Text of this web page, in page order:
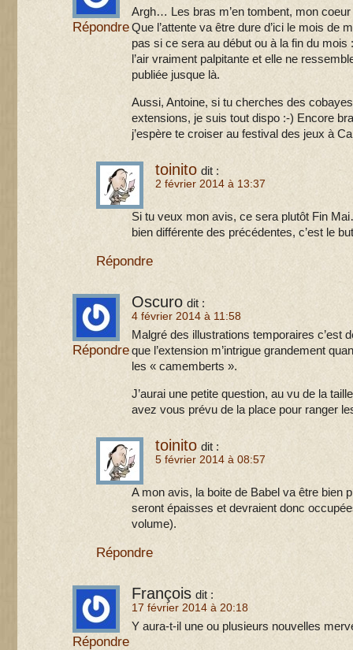
Argh… Les bras m’en tombent, mon
Que l’attente va être dure d’ici le mois de
pas si ce sera au début ou à la fin du
l’air vraiment palpitante et elle ne
publiée jusque là.
Aussi, Antoine, si tu cherches des
extensions, je suis tout dispo :-) Encore
j’espère te croiser au festival des jeux à
Répondre
toinito dit :
2 février 2014 à 13:37
Si tu veux mon avis, ce sera plutôt Fin
bien différente des précédentes, c’est le
Répondre
Oscuro dit :
4 février 2014 à 11:58
Malgré des illustrations temporaires c’est
que l’extension m’intrigue grandement
les « camemberts ».
J’aurai une petite question, au vu de la
avez vous prévu de la place pour ranger
Répondre
toinito dit :
5 février 2014 à 08:57
A mon avis, la boite de Babel va être bien
seront épaisses et devraient donc
volume).
Répondre
François dit :
17 février 2014 à 20:18
Y aura-t-il une ou plusieurs nouvelles
Répondre